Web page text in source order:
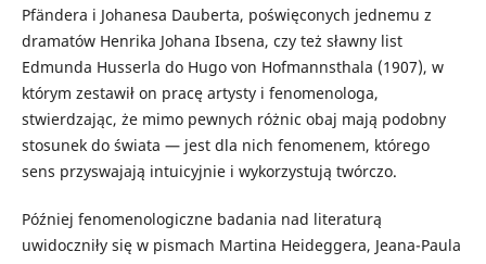
Pfändera i Johanesa Dauberta, poświęconych jednemu z
dramatów Henrika Johana Ibsena, czy też sławny list
Edmunda Husserla do Hugo von Hofmannsthala (1907), w
którym zestawił on pracę artysty i fenomenologa,
stwierdzając, że mimo pewnych różnic obaj mają podobny
stosunek do świata — jest dla nich fenomenem, którego
sens przyswajają intuicyjnie i wykorzystują twórczo.
Później fenomenologiczne badania nad literaturą
uwidoczniły się w pismach Martina Heideggera, Jeana-Paula